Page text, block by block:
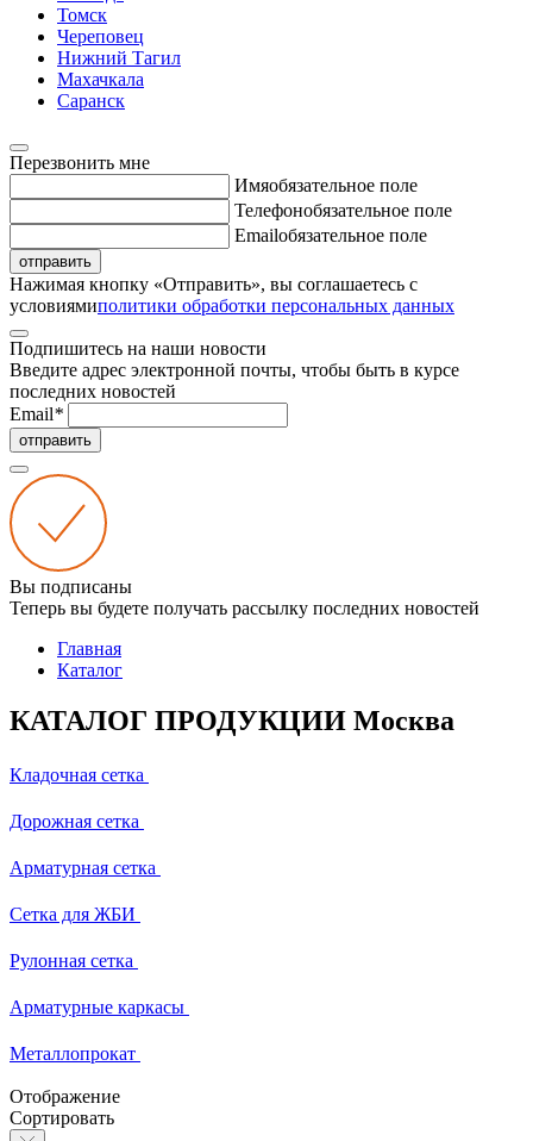
Томск
Череповец
Нижний Тагил
Махачкала
Саранск
Перезвонить мне
Имяобязательное поле
Телефонобязательное поле
Emailобязательное поле
отправить
Нажимая кнопку «Отправить», вы соглашаетесь с
условиямиполитики обработки персональных данных
Подпишитесь на наши новости
Введите адрес электронной почты, чтобы быть в курсе
последних новостей
Email*
отправить
Вы подписаны
Теперь вы будете получать рассылку последних новостей
Главная
Каталог
КАТАЛОГ ПРОДУКЦИИ Москва
Кладочная сетка
Дорожная сетка
Арматурная сетка
Сетка для ЖБИ
Рулонная сетка
Арматурные каркасы
Металлопрокат
Отображение
Сортировать